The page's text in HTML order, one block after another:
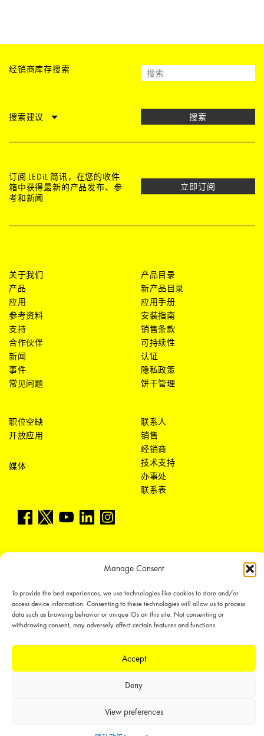
Manage Consent
To provide the best experiences, we use technologies like cookies to store and/or
access device information. Consenting to these technologies will allow us to process
data such as browsing behavior or unique IDs on this site. Not consenting or
withdrawing consent, may adversely affect certain features and functions.
Accept
Deny
View preferences
经销商库存搜索
搜索建议 搜索
订阅 LEDiL 简讯，在您的收件
箱中获得最新的产品发布、参
考和新闻
立即订阅
关于我们
产品
应用
参考资料
支持
合作伙伴
新闻
事件
常见问题
产品目录
新产品目录
应用手册
安装指南
销售条款
可持续性
认证
隐私政策
饼干管理
职位空缺
开放应用
媒体
联系人
销售
经销商
技术支持
办事处
联系表
Copyright © 2018-2026 LEDiL. All rights reserved.
We place great importance in protecting our intellectual property rights and
our products with patents, trademarks, design rights or other intellectual
property rights, which we defend through active enforcement.